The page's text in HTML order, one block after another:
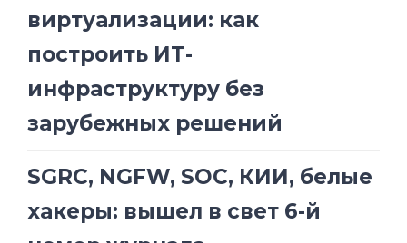
виртуализации: как
построить ИТ-
инфраструктуру без
зарубежных решений
SGRC, NGFW, SOC, КИИ, белые
хакеры: вышел в свет 6-й